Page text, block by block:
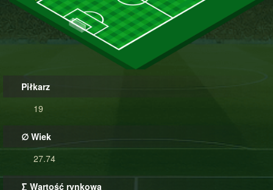
Piłkarz
19
∅ Wiek
27.74
∑ Wartość rynkowa